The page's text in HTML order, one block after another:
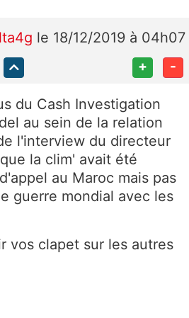
le 18/12/2019 à 04h07
+ -
du Cash Investigation
au sein de la relation
l'interview du directeur
la clim' avait été
au Maroc mais pas
guerre mondial avec les
vos clapet sur les autres